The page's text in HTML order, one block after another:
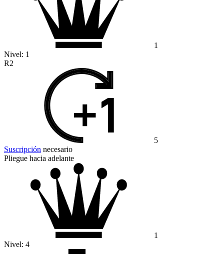
1
Nivel: 1
R2
5
Suscripción necesario
Pliegue hacia adelante
1
Nivel: 4